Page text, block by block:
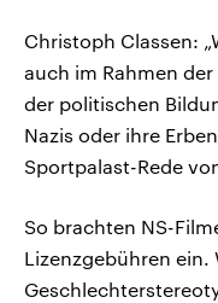
Christoph Classen:
auch im Rahmen
der politischen
Nazis oder ihre
Sportpalast-Rede
So brachten NS-
Lizenzgebühren ein.